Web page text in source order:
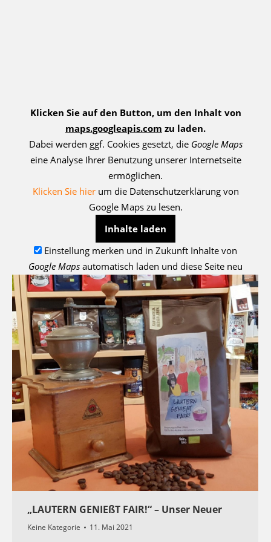
Klicken Sie auf den Button, um den Inhalt von
maps.googleapis.com zu laden.
Dabei werden ggf. Cookies gesetzt, die Google Maps
eine Analyse Ihrer Benutzung unserer Internetseite
ermöglichen.
Klicken Sie hierum die Datenschutzerklärung von
Google Maps zu lesen.
Inhalte laden
Einstellung merken und in Zukunft Inhalte von
Google Maps automatisch laden und diese Seite neu
laden.
Die Seite versucht ein externes Script zu
laden.Dies funktioniert eventuell nur, wenn Sie
automatisches Laden zulassen und diese Seite
neu laden
„LAUTERN GENIEßT FAIR!“ – Unser Neuer
Keine Kategorie 11. Mai 2021